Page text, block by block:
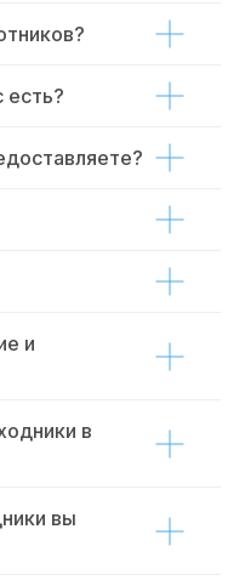
есть?
и
в
вы